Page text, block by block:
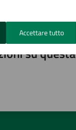
Accettare tutto
su questa